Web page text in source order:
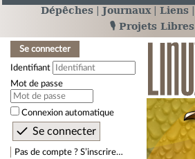
Dépêches Journaux Liens
🎙️ Projets Libres
Se connecter
Identifiant
Mot de passe
Connexion automatique
Pas de compte ? S’inscrire…